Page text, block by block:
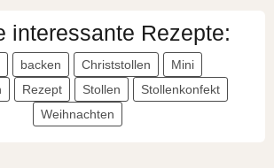
interessante Rezepte:
backen Christstollen
Mini
Rezept Stollen
Stollenkonfekt
Weihnachten